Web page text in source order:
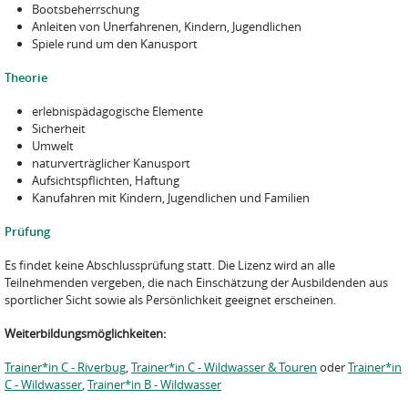
Bootsbeherrschung
Anleiten von Unerfahrenen, Kindern, Jugendlichen
Spiele rund um den Kanusport
Theorie
erlebnispädagogische Elemente
Sicherheit
Umwelt
naturverträglicher Kanusport
Aufsichtspflichten, Haftung
Kanufahren mit Kindern, Jugendlichen und Familien
Prüfung
Es findet keine Abschlussprüfung statt. Die Lizenz wird an alle
Teilnehmenden vergeben, die nach Einschätzung der Ausbildenden aus
sportlicher Sicht sowie als Persönlichkeit geeignet erscheinen.
Weiterbildungsmöglichkeiten:
Trainer*in C - Riverbug,Trainer*in C - Wildwasser & Touren oderTrainer*in
C - Wildwasser,Trainer*in B - Wildwasser